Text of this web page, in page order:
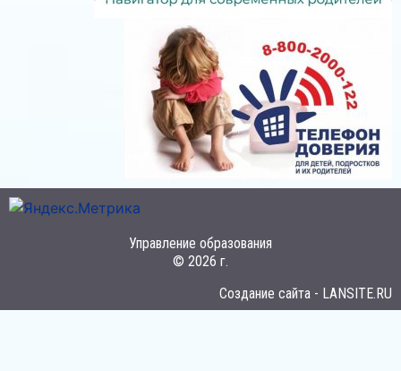
Управление образования
© 2026 г.
Создание сайта - LANSITE.RU